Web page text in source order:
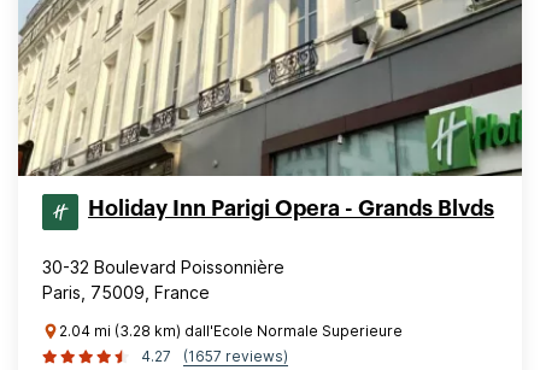
Holiday Inn Parigi Opera - Grands Blvds
30-32 Boulevard Poissonnière
Paris, 75009, France
2.04 mi (3.28 km) dall'Ecole Normale Superieure
4.27
(1657 reviews)